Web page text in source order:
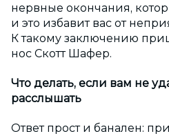
нервные окончания,
и это избавит вас от
К такому заключению
нос Скотт Шафер.
Что делать, если вам не
расслышать
Ответ прост и банален: